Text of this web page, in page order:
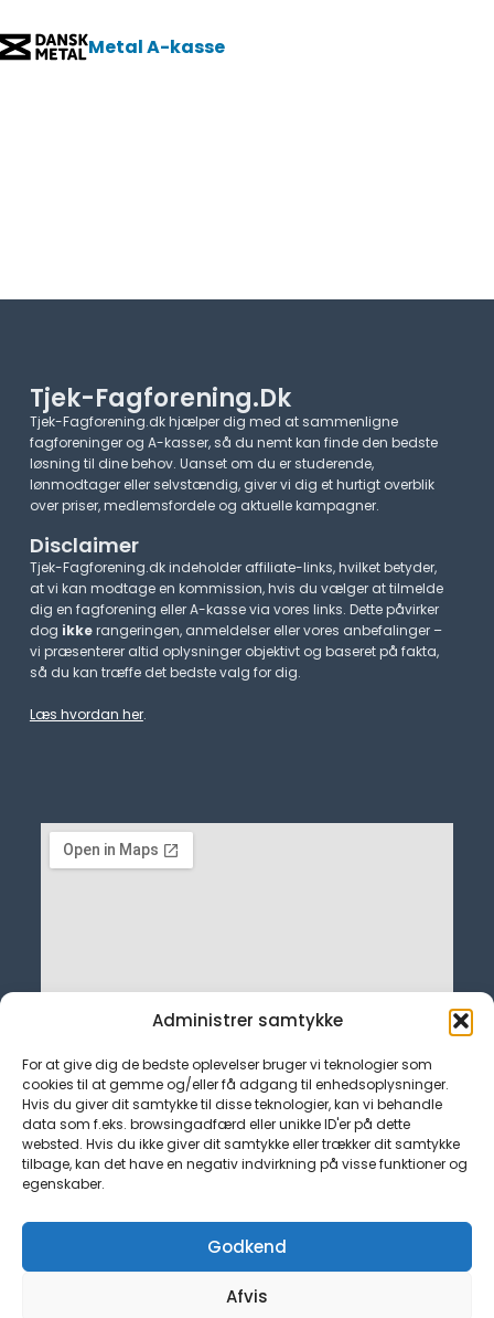
Administrer samtykke
For at give dig de bedste oplevelser bruger vi teknologier som
cookies til at gemme og/eller få adgang til enhedsoplysninger.
Hvis du giver dit samtykke til disse teknologier, kan vi behandle
data som f.eks. browsingadfærd eller unikke ID'er på dette
websted. Hvis du ikke giver dit samtykke eller trækker dit samtykke
tilbage, kan det have en negativ indvirkning på visse funktioner og
egenskaber.
Godkend
Afvis
Metal A-kasse
Tjek-Fagforening.dk
Tjek-Fagforening.dk hjælper dig med at sammenligne
fagforeninger og A-kasser, så du nemt kan finde den bedste
løsning til dine behov. Uanset om du er studerende,
lønmodtager eller selvstændig, giver vi dig et hurtigt overblik
over priser, medlemsfordele og aktuelle kampagner.​
Disclaimer
Tjek-Fagforening.dk indeholder affiliate-links, hvilket betyder,
at vi kan modtage en kommission, hvis du vælger at tilmelde
dig en fagforening eller A-kasse via vores links. Dette påvirker
dog ikkerangeringen, anmeldelser eller vores anbefalinger –
vi præsenterer altid oplysninger objektivt og baseret på fakta,
så du kan træffe det bedste valg for dig.
Læs hvordan her.
admin@tjekfagforening.dk
Cookiepolitik (EU)